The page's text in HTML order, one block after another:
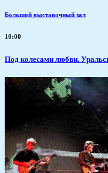
Большой выставочный зал
10:00
Под колесами любви.